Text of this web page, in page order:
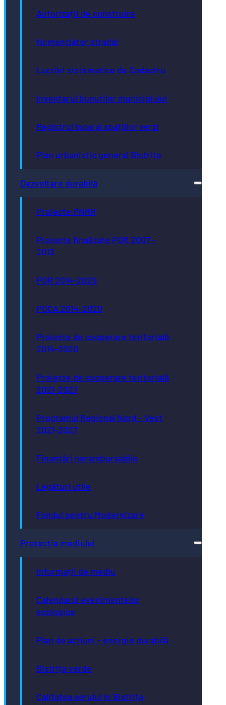
Autorizații de construire
Nomenclator stradal
Lucrări sistematice de Cadastru
Inventarul bunurilor municipiului
Registrul local al spațiilor verzi
Plan urbanistic general Bistrița
Dezvoltare durabilă
Proiecte PNRR
Proiecte finalizate POR 2007 -
2013
POR 2014-2020
POCA 2014-2020
Proiecte de cooperare teritorială
2014-2020
Proiecte de cooperare teritorială
2021-2027
Programul Regional Nord - Vest
2021-2027
Finanțări nerambursabile
Legături utile
Fondul pentru Modernizare
Protecția mediului
Informații de mediu
Calendarul evenimentelor
ecologice
Plan de acțiuni - energie durabilă
Bistrița verde
Calitatea aerului în Bistrița